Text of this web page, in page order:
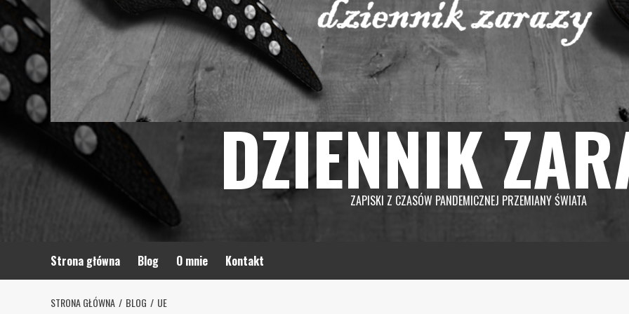
DZIENNIK
ZAPISKI Z CZASÓW PANDEMICZNEJ PRZEMIANY ŚWIATA
Strona główna Blog O mnie Kontakt
STRONA GŁÓWNA BLOG UE